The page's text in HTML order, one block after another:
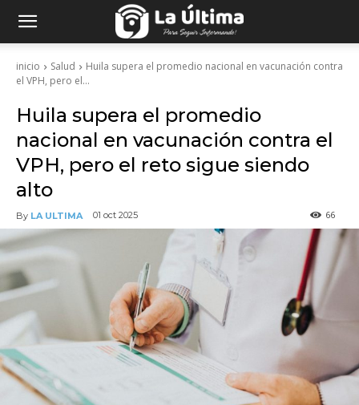
inicio Salud
Huila supera el promedio nacional en vacunación contra
el VPH, pero el...
Huila supera el promedio
nacional en vacunación contra el
VPH, pero el reto sigue siendo
alto
By LA ULTIMA 01 oct 2025 66